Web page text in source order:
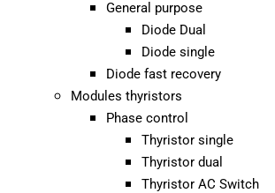
General purpose
Diode Dual
Diode single
Diode fast recovery
Modules thyristors
Phase control
Thyristor single
Thyristor dual
Thyristor AC Switch